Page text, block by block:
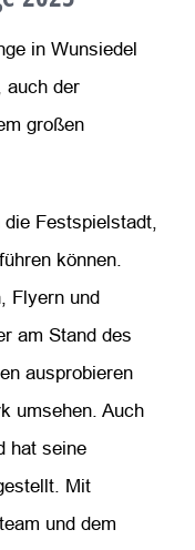
in Wunsiedel
auch der
großen
die Festspielstadt,
können.
Flyern und
am Stand des
ausprobieren
umsehen. Auch
hat seine
Mit
und dem